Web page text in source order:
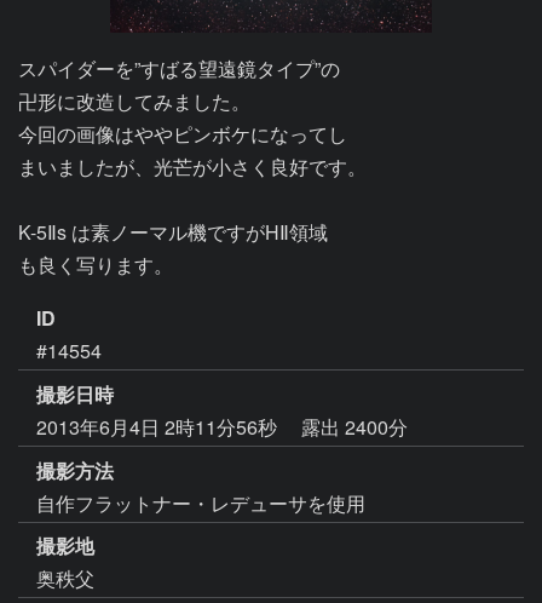
スパイダーを”すばる望遠鏡タイプ”の
卍形に改造してみました。
今回の画像はややピンボケになってし
まいましたが、光芒が小さく良好です。
K-5Ⅱs は素ノーマル機ですがHⅡ領域
ID
#14554
撮影日時
2013年6月4日 2時11分56秒
露出 2400分
撮影方法
自作フラットナー・レデューサを使用
撮影地
奥秩父